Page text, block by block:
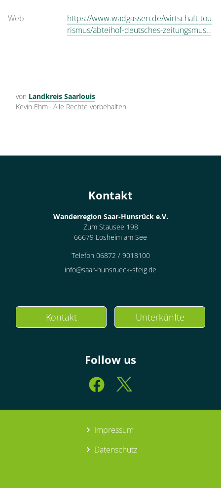
Web
https://www.wadgassen.de/wirtschaft-tou
rismus/abteihof-deutsches-zeitungsmuse
von Landkreis Saarlouis
Kevin Ehm · Alle Rechte vorbehalten
Kontakt
Wanderregion Saar-Hunsrück e.V.
Zum Stausee 198
66679 Losheim am See
Telefon 06872 / 9018100
info@saar-hunsrueck-steig.de
Kontakt Unterkünfte
Follow us
Impressum
Datenschutz